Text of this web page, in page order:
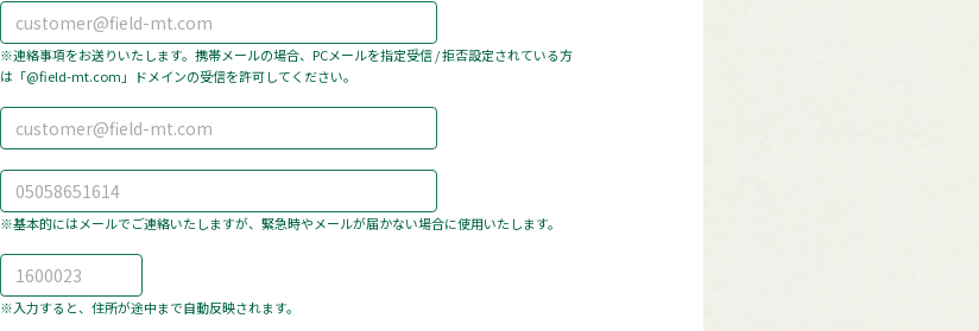
※連絡事項をお送りいたします。携帯メールの場合、PCメールを指定受信 / 拒否設定されている方
は「@field-mt.com」ドメインの受信を許可してください。
※基本的にはメールでご連絡いたしますが、緊急時やメールが届かない場合に使用いたします。
※入力すると、住所が途中まで自動反映されます。